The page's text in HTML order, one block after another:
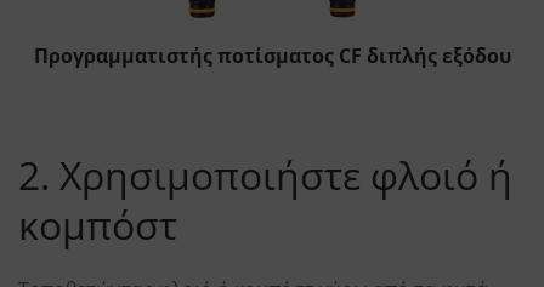
Προγραμματιστής ποτίσματος CF διπλής εξόδου
2. Χρησιμοποιήστε φλοιό ή
κομπόστ